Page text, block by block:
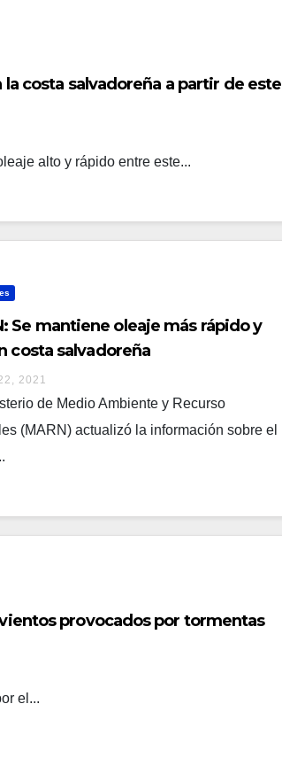
costa salvadoreña a partir de este
alto y rápido entre este...
Se mantiene oleaje más rápido y
costa salvadoreña
2021
de Medio Ambiente y Recurso
(MARN) actualizó la información sobre el
provocados por tormentas
el...